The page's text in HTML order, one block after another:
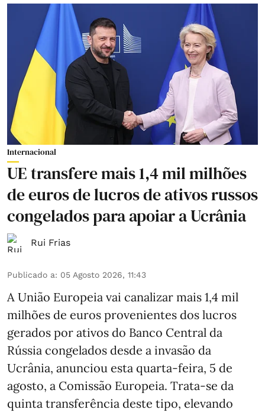
Internacional
UE transfere mais 1,4 mil milhões
de euros de lucros de ativos russos
congelados para apoiar a Ucrânia
Rui Frias
Publicado a: 05 Agosto 2026, 11:43
A União Europeia vai canalizar mais 1,4 mil
milhões de euros provenientes dos lucros
gerados por ativos do Banco Central da
Rússia congelados desde a invasão da
Ucrânia, anunciou esta quarta-feira, 5 de
agosto, a Comissão Europeia. Trata-se da
quinta transferência deste tipo, elevando